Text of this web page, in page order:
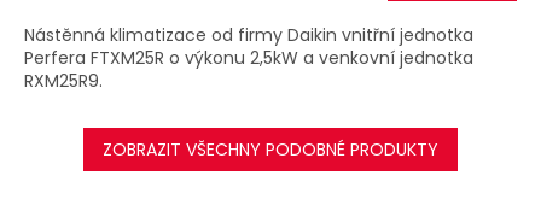
A
Nástěnná klimatizace od firmy Daikin vnitřní jednotka
Perfera FTXM25R o výkonu 2,5kW a venkovní jednotka
RXM25R9.
ZOBRAZIT VŠECHNY PODOBNÉ PRODUKTY